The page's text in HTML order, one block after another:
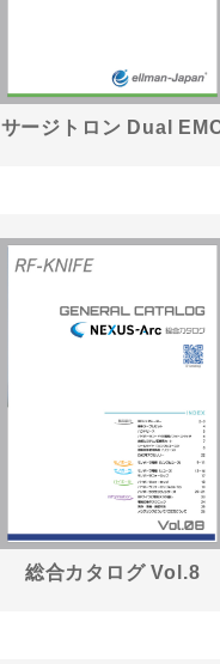
サージトロン Dual
総合カタログ Vol.8